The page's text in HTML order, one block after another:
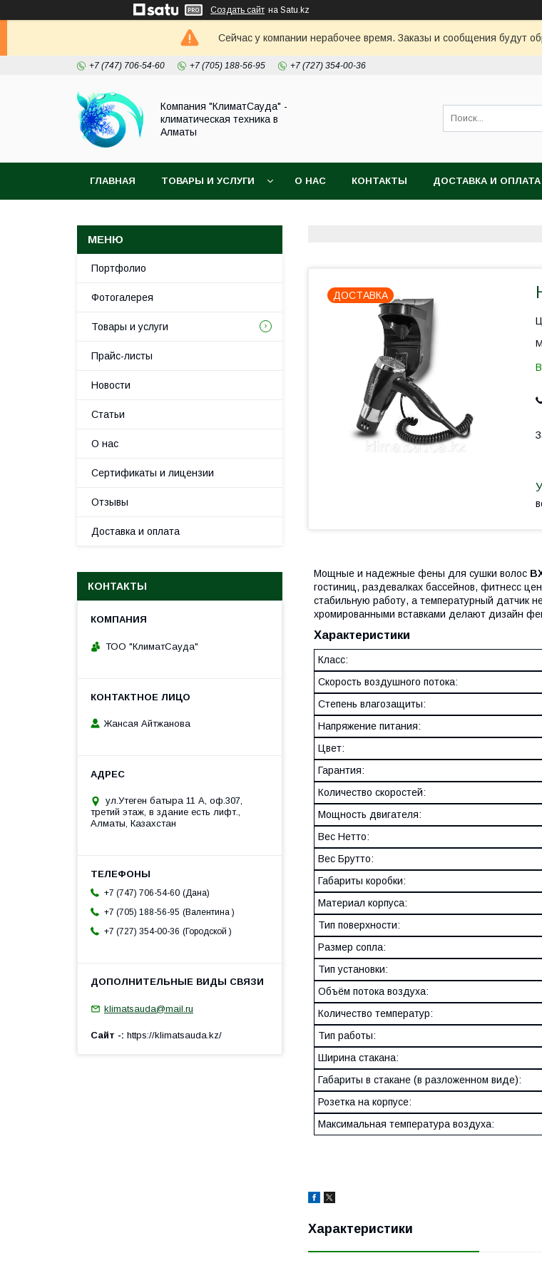
Создать сайт на Satu.kz
Сейчас у компании нерабочее время. Заказы и сообщения будут
+7 (747) 706-54-60 +7 (705) 188-56-95 +7 (727) 354-00-36
Компания "КлиматСауда" -
климатическая техника в
Алматы
ГЛАВНАЯ ТОВАРЫ И УСЛУГИ О НАС КОНТАКТЫ ДОСТАВКА И ОПЛАТА
ДОСТАВКА
Мощные и надежные фены для сушки волос
гостиниц, раздевалках бассейнов, фитнесс
стабильную работу, а температурный датчик
хромированными вставками делают дизайн
Характеристики
Класс:
Скорость воздушного потока:
Степень влагозащиты:
Напряжение питания:
Цвет:
Гарантия:
Количество скоростей:
Мощность двигателя:
Вес Нетто:
Вес Брутто:
Габариты коробки:
Материал корпуса:
Тип поверхности:
Размер сопла:
Тип установки:
Объём потока воздуха:
Количество температур:
Тип работы:
Ширина стакана:
Габариты в стакане (в разложенном виде):
Розетка на корпусе:
Максимальная температура воздуха:
Характеристики
Портфолио
Фотогалерея
Товары и услуги
Прайс-листы
Новости
Статьи
О нас
Сертификаты и лицензии
Отзывы
Доставка и оплата
КОНТАКТЫ
ТОО "КлиматСауда"
Жансая Айтжанова
ул.Утеген батыра 11 А, оф.307,
третий этаж, в здание есть лифт.,
Алматы, Казахстан
+7 (747) 706-54-60 Дана
+7 (705) 188-56-95
Валентина
+7 (727) 354-00-36
Городской
klimatsauda@mail.ru
Сайт - https://klimatsauda.kz/